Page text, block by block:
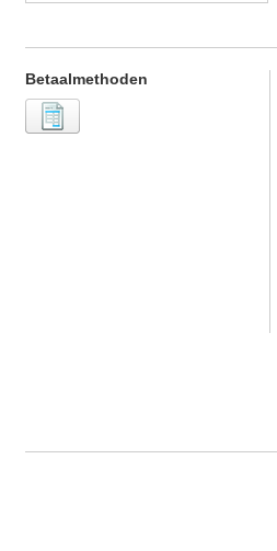
Betaalmethoden